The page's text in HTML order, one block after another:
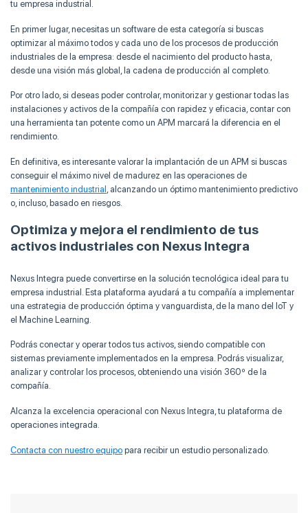
tu empresa industrial.
En primer lugar, necesitas un software de esta categoría si buscas
optimizar al máximo todos y cada uno de los procesos de producción
industriales de la empresa: desde el nacimiento del producto hasta,
desde una visión más global, la cadena de producción al completo.
Por otro lado, si deseas poder controlar, monitorizar y gestionar todas las
instalaciones y activos de la compañía con rapidez y eficacia, contar con
una herramienta tan potente como un APM marcará la diferencia en el
rendimiento.
En definitiva, es interesante valorar la implantación de un APM si buscas
conseguir el máximo nivel de madurez en las operaciones de
mantenimiento industrial , alcanzando un óptimo mantenimiento predictivo
o, incluso, basado en riesgos.
Optimiza y mejora el rendimiento de tus
activos industriales con Nexus Integra
Nexus Integra puede convertirse en la solución tecnológica ideal para tu
empresa industrial. Esta plataforma ayudará a tu compañía a implementar
una estrategia de producción óptima y vanguardista, de la mano del IoT y
el Machine Learning.
Podrás conectar y operar todos tus activos, siendo compatible con
sistemas previamente implementados en la empresa. Podrás visualizar,
analizar y controlar los procesos, obteniendo una visión 360º de la
compañía.
Alcanza la excelencia operacional con Nexus Integra, tu plataforma de
operaciones integrada.
Contacta con nuestro equipo para recibir un estudio personalizado.